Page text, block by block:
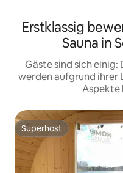
Erstklassig
Sauna in
Gäste sind sich
werden aufgrund ihrer
Aspekte
Superhost
Superhost